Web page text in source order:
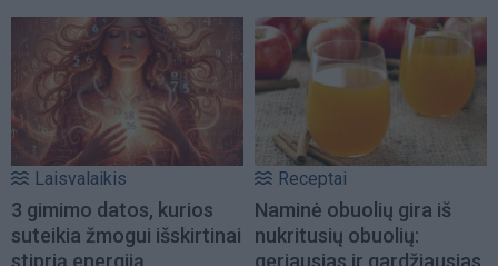
Laisvalaikis
3 gimimo datos, kurios
suteikia žmogui išskirtinai
stiprią energiją
Receptai
Naminė obuolių gira iš
nukritusių obuolių:
geriausias ir gardžiausias